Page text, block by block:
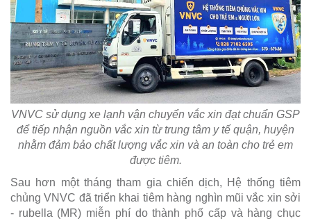
VNVC sử dụng xe lạnh vận chuyển vắc xin đạt chuẩn GSP
để tiếp nhận nguồn vắc xin từ trung tâm y tế quận, huyện
nhằm đảm bảo chất lượng vắc xin và an toàn cho trẻ em
được tiêm.
Sau hơn một tháng tham gia chiến dịch, Hệ thống tiêm
chủng VNVC đã triển khai tiêm hàng nghìn mũi vắc xin sởi
- rubella (MR) miễn phí do thành phố cấp và hàng chục